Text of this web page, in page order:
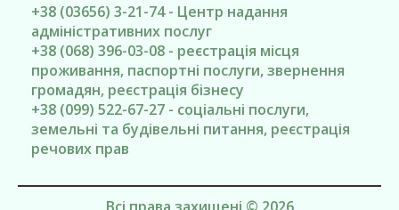
+38 (03656) 3-21-74 - Центр надання
адміністративних послуг
+38 (068) 396-03-08 - реєстрація місця
проживання, паспортні послуги, звернення
громадян, реєстрація бізнесу
+38 (099) 522-67-27 - соціальні послуги,
земельні та будівельні питання, реєстрація
речових прав